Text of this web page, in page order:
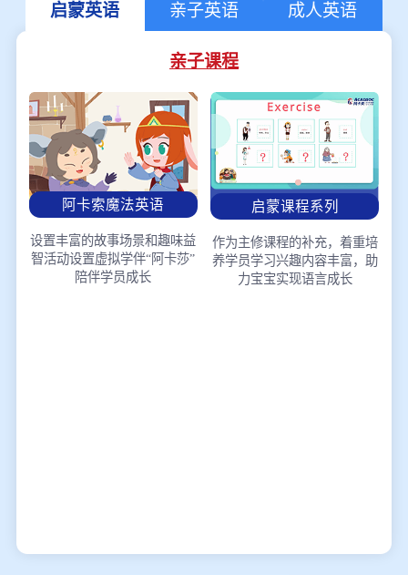
启蒙英语 亲子英语 成人英语
亲子课程
阿卡索魔法英语
设置丰富的故事场景和趣味益
智活动设置虚拟学伴“阿卡莎”
陪伴学员成长
启蒙课程系列
作为主修课程的补充，着重培
养学员学习兴趣内容丰富，助
力宝宝实现语言成长